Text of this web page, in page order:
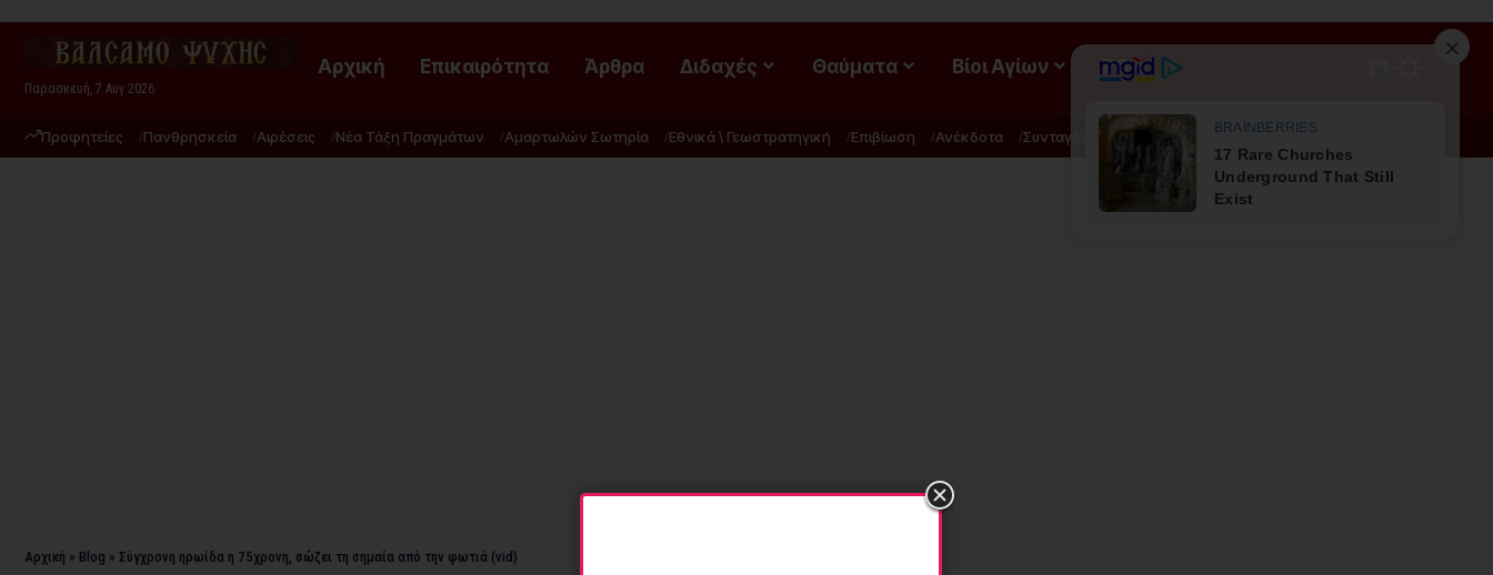
Παρασκευή, 7 Αυγ 2026
Αρχική Επικαιρότητα Άρθρα Διδαχές Θαύματα Βίοι Αγίων ΡΟΗ
Προφητείες Πανθρησκεία Αιρέσεις Νέα Τάξη Πραγμάτων Αμαρτωλών Σωτηρία Εθνικά \ Γεωστρατηγική Επιβίωση Ανέκδοτα Συνταγές Διατροφή - Φυσική Ιατρική
Αρχική » Blog » Σύγχρονη ηρωίδα η 75χρονη, σώζει τη σημαία από την φωτιά (vid)